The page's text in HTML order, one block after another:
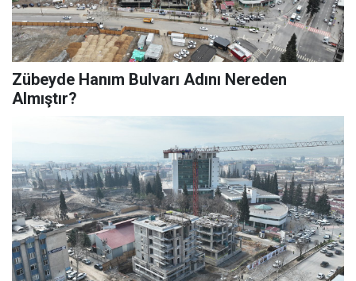
Zübeyde Hanım Bulvarı Adını Nereden
Almıştır?